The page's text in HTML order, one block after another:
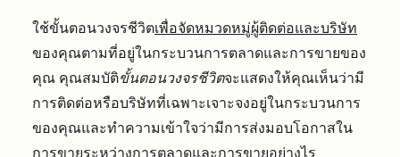
ใช้ขั้นตอนวงจรชีวิตเพื่อจัดหมวดหมู่ผู้ติดต่อและบริษัท
ของคุณตามที่อยู่ในกระบวนการตลาดและการขายของ
คุณ คุณสมบัติขั้นตอนวงจรชีวิตจะแสดงให้คุณเห็นว่ามี
การติดต่อหรือบริษัทที่เฉพาะเจาะจงอยู่ในกระบวนการ
ของคุณและทำความเข้าใจว่ามีการส่งมอบโอกาสใน
การขายระหว่างการตลาดและการขายอย่างไร